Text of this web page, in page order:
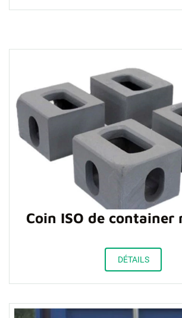
Coin ISO de container
DÉTAILS